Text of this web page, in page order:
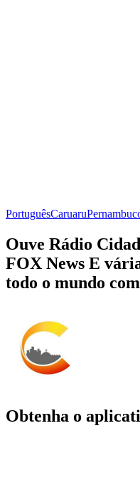
PortuguêsCaruaru
Ouve Rádio
FOX News E
todo o mundo
Obtenha o